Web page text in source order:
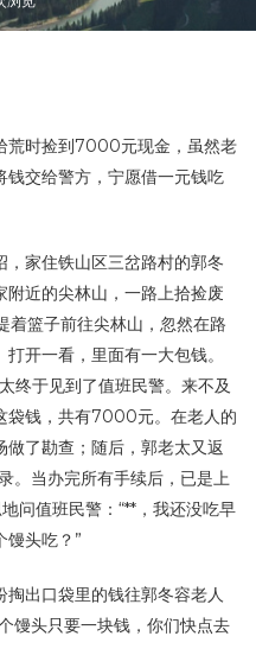
荒时捡到7000元现金，虽然老
钱交给警方，宁愿借一元钱吃
家住铁山区三岔路村的郭冬
近的尖林山，一路上拾捡废
着篮子前往尖林山，忽然在路
开一看，里面有一大包钱。
终于见到了值班民警。来不及
袋钱，共有7000元。在老人的
了勘查；随后，郭老太又返
。当办完所有手续后，已是上
问值班民警：“**，我还没吃早
馒头吃？”
出口袋里的钱往郭冬容老人
馒头只要一块钱，你们快点去